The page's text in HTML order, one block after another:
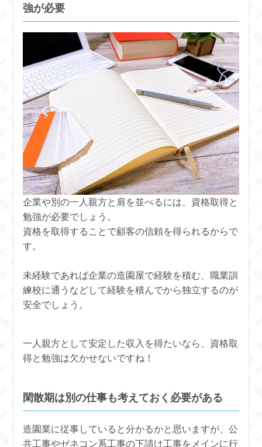
強が必要
企業や別の一人親方と肩を並べるには、資格取得と
勉強が必要でしょう。
資格を取得することで顧客の信頼を得られるからで
す。
未経験であれば企業の造園屋で経験を積む、職業訓
練校に通うなどして経験を積んでから独立するのが
安全でしょう。
一人親方として安定した収入を得たいなら、資格取
得と勉強は欠かせないですね！
閑散期は別の仕事も考えておく必要がある
造園業に従事していると分かるかと思いますが、公
共工事やゼネコン系工事の下請け工事をメインに行